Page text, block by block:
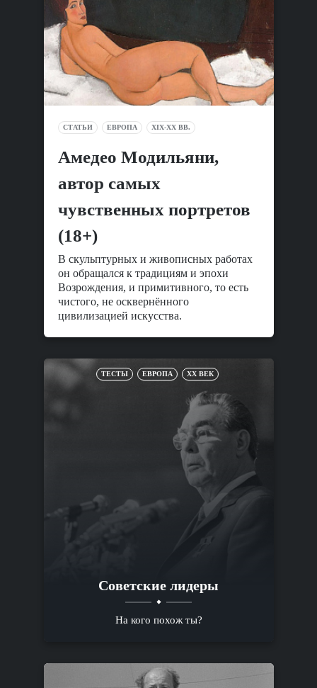
СТАТЬИ ЕВРОПА XIX-XX ВВ.
Амедео Модильяни,
автор самых
чувственных портретов
(18+)
В скульптурных и живописных работах
он обращался к традициям и эпохи
Возрождения, и примитивного, то есть
чистого, не осквернённого
цивилизацией искусства.
ТЕСТЫ ЕВРОПА XX ВЕК
Советские лидеры
На кого похож ты?